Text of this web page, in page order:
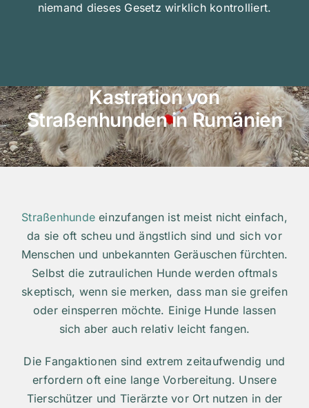
niemand dieses Gesetz wirklich ​kontrolliert.
Kastration von
Straßenhunden in Rumänien
Straßenhunde einzufangen ist meist nicht einfach,
da sie oft scheu und ängstlich sind und sich vor
Menschen und unbekannten Geräuschen fürchten.
Selbst die zutraulichen Hunde werden oftmals
skeptisch, wenn sie merken, dass man sie greifen
oder einsperren möchte. Einige Hunde lassen
sich aber auch relativ leicht fangen.
Die Fangaktionen sind extrem zeitaufwendig und
erfordern oft eine lange Vorbereitung. Unsere
Tierschützer und Tierärzte vor Ort nutzen in der